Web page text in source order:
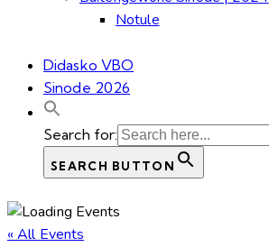
Notule
Didasko VBO
Sinode 2026
Search for:
SEARCH BUTTON
« All Events